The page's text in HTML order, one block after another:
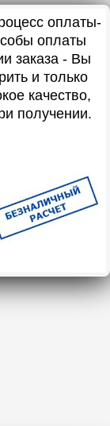
оплаты-
оплаты
заказа - Вы
и только
качество,
получении.